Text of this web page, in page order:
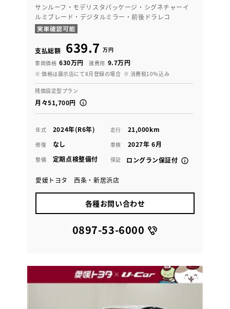
サンルーフ・モデリスタパッケージ・シグネチャーイ
ルミブレード・デジタルミラー・前後ドラレコ
支払総額 639.7 万円
車両価格 630万円 諸費用 9.7万円
※ 価格は展示店にて8月登録の場合 ※ 消費税10％込み
残価設定型プラン
月々51,700円
年式 2024年(R6年) 走行 21,000km
修復 なし 車検 2027年 6月
整備 定期点検整備付 保証 ロングラン保証付
愛媛トヨタ 西条・新居浜店
各種お問い合わせ
0897-53-6000